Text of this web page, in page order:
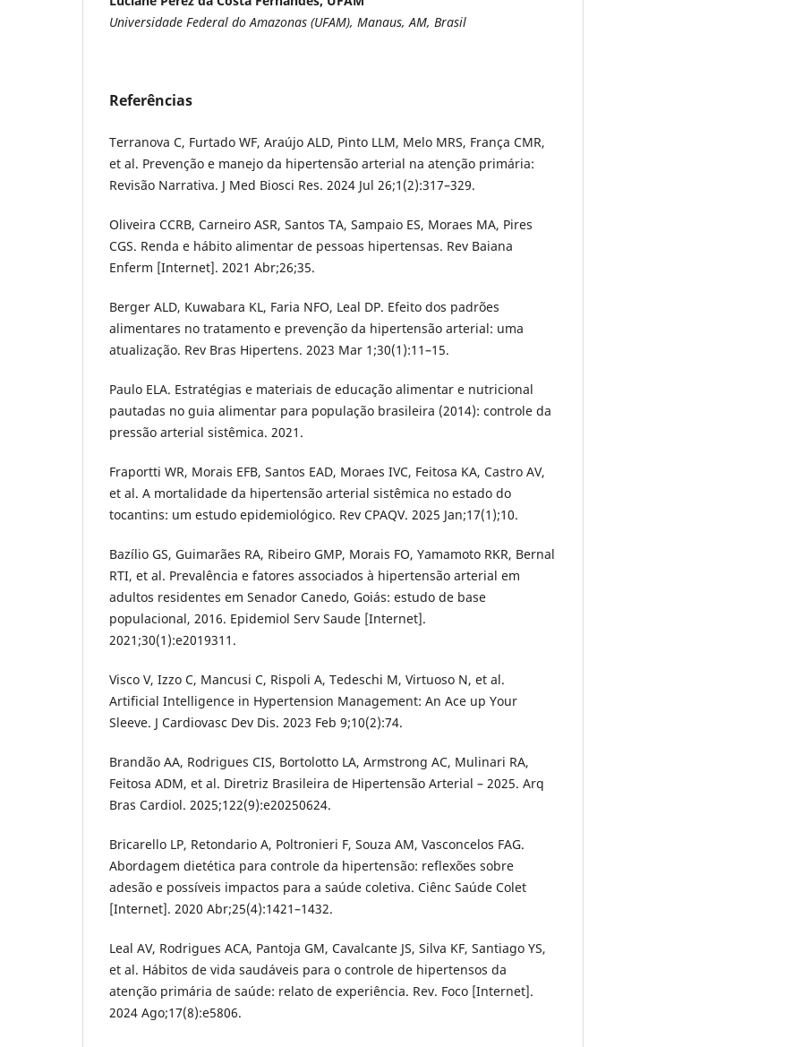
Universidade Federal do Amazonas (UFAM), Manaus, AM, Brasil
Referências
Terranova C, Furtado WF, Araújo ALD, Pinto LLM, Melo MRS, França CMR,
et al. Prevenção e manejo da hipertensão arterial na atenção primária:
Revisão Narrativa. J Med Biosci Res. 2024 Jul 26;1(2):317–329.
Oliveira CCRB, Carneiro ASR, Santos TA, Sampaio ES, Moraes MA, Pires
CGS. Renda e hábito alimentar de pessoas hipertensas. Rev Baiana
Enferm [Internet]. 2021 Abr;26;35.
Berger ALD, Kuwabara KL, Faria NFO, Leal DP. Efeito dos padrões
alimentares no tratamento e prevenção da hipertensão arterial: uma
atualização. Rev Bras Hipertens. 2023 Mar 1;30(1):11–15.
Paulo ELA. Estratégias e materiais de educação alimentar e nutricional
pautadas no guia alimentar para população brasileira (2014): controle da
pressão arterial sistêmica. 2021.
Fraportti WR, Morais EFB, Santos EAD, Moraes IVC, Feitosa KA, Castro AV,
et al. A mortalidade da hipertensão arterial sistêmica no estado do
tocantins: um estudo epidemiológico. Rev CPAQV. 2025 Jan;17(1);10.
Bazílio GS, Guimarães RA, Ribeiro GMP, Morais FO, Yamamoto RKR, Bernal
RTI, et al. Prevalência e fatores associados à hipertensão arterial em
adultos residentes em Senador Canedo, Goiás: estudo de base
populacional, 2016. Epidemiol Serv Saude [Internet].
2021;30(1):e2019311.
Visco V, Izzo C, Mancusi C, Rispoli A, Tedeschi M, Virtuoso N, et al.
Artificial Intelligence in Hypertension Management: An Ace up Your
Sleeve. J Cardiovasc Dev Dis. 2023 Feb 9;10(2):74.
Brandão AA, Rodrigues CIS, Bortolotto LA, Armstrong AC, Mulinari RA,
Feitosa ADM, et al. Diretriz Brasileira de Hipertensão Arterial – 2025. Arq
Bras Cardiol. 2025;122(9):e20250624.
Bricarello LP, Retondario A, Poltronieri F, Souza AM, Vasconcelos FAG.
Abordagem dietética para controle da hipertensão: reflexões sobre
adesão e possíveis impactos para a saúde coletiva. Ciênc Saúde Colet
[Internet]. 2020 Abr;25(4):1421–1432.
Leal AV, Rodrigues ACA, Pantoja GM, Cavalcante JS, Silva KF, Santiago YS,
et al. Hábitos de vida saudáveis para o controle de hipertensos da
atenção primária de saúde: relato de experiência. Rev. Foco [Internet].
2024 Ago;17(8):e5806.